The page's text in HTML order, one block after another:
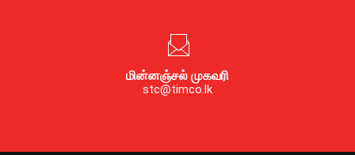
மின்னஞ்சல் முகவரி
stc@timco.lk